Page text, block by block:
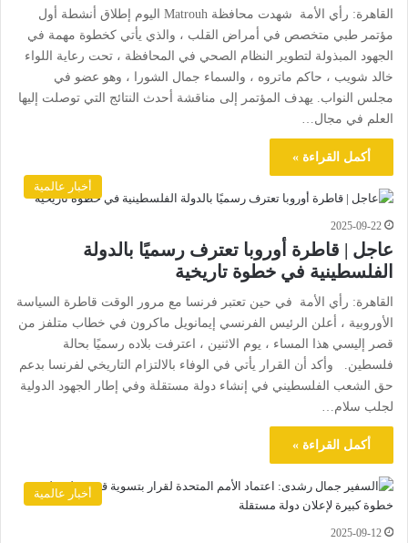
القاهرة: رأي الأمة شهدت محافظة Matrouh اليوم إطلاق أنشطة أول
مؤتمر طبي متخصص في أمراض القلب ، والذي يأتي كخطوة مهمة في
الجهود المبذولة لتطوير النظام الصحي في المحافظة ، تحت رعاية اللواء
خالد شويب ، حاكم ماتروه ، والسماء جمال الشورا ، وهو عضو في
مجلس النواب. يهدف المؤتمر إلى مناقشة أحدث النتائج التي توصلت إليها
العلم في مجال…
أكمل القراءة »
أخبار عالمية
2025-09-22
عاجل | قاطرة أوروبا تعترف رسميًا بالدولة
الفلسطينية في خطوة تاريخية
القاهرة: رأي الأمة في حين تعتبر فرنسا مع مرور الوقت قاطرة السياسة
الأوروبية ، أعلن الرئيس الفرنسي إيمانويل ماكرون في خطاب متلفز من
قصر إليسي هذا المساء ، يوم الاثنين ، اعترفت بلاده رسميًا بحالة
فلسطين. وأكد أن القرار يأتي في الوفاء بالالتزام التاريخي لفرنسا بدعم
حق الشعب الفلسطيني في إنشاء دولة مستقلة وفي إطار الجهود الدولية
لجلب سلام…
أكمل القراءة »
أخبار عالمية
2025-09-12